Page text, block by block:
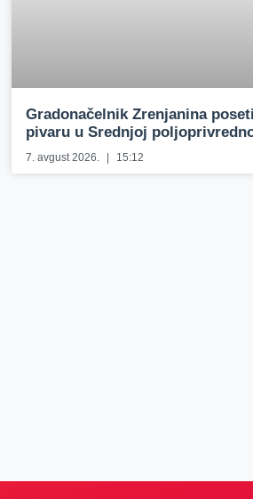
Gradonačelnik Zrenjanina
pivaru u Srednjoj
7. avgust 2026. 15:12